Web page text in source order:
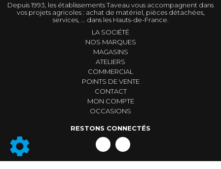
Depuis 1993, les établissements Taveau vous accompagnent dans
vos projets agricoles : achat de matériel, pièces détachées,
services, ... dans les Hauts-de-France.
LA SOCIÉTÉ
NOS MARQUES
MAGASINS
ATELIERS
COMMERCIAL
POINTS DE VENTE
CONTACT
MON COMPTE
OCCASIONS
RESTONS CONNECTÉS